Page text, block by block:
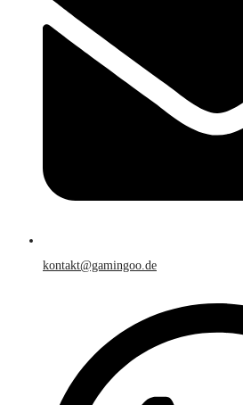
kontakt@gamingoo.de